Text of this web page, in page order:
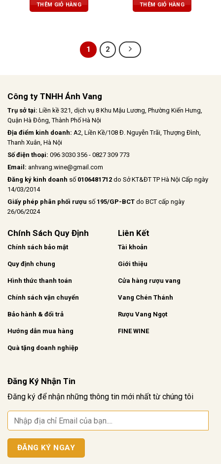
rượu tròn đầy, tannin mạnh mẽ,
cân bằng tuyệt vời
THÊM GIỎ HÀNG
nhàng. Vòm miệng được tráng rất
cân đối và thể hiện rất nhiều sự
THÊM GIỎ HÀNG
1 2
Công ty TNHH Ánh Vang
Trụ sở tại: Liền kề 321, dịch vụ 8 Khu Mậu Lương, Phường Kiến Hưng,
Quận Hà Đông, Thành Phố Hà Nội
Địa điểm kinh doanh: A2, Liền Kề/108 Đ. Nguyễn Trãi, Thượng Đình,
Thanh Xuân, Hà Nội
Số điện thoại: 096 3030 356 - 0827 309 773
Email: anhvang.wine@gmail.com
Đăng ký kinh doanh số 0106481712 do Sở KT&ĐT TP Hà Nội Cấp ngày
14/03/2014
Giấy phép phân phối rượu số 195/GP-BCT do BCT cấp ngày
26/06/2024
Chính Sách Quy Định
Chính sách bảo mật
Quy định chung
Hình thức thanh toán
Chính sách vận chuyển
Bảo hành & đổi trả
Hướng dẫn mua hàng
Quà tặng doanh nghiệp
Liên Kết
Tài khoản
Giới thiệu
Cửa hàng rượu vang
Vang Chén Thánh
Rượu Vang Ngọt
FINE WINE
Đăng Ký Nhận Tin
Đăng ký để nhận những thông tin mới nhất từ chúng tôi